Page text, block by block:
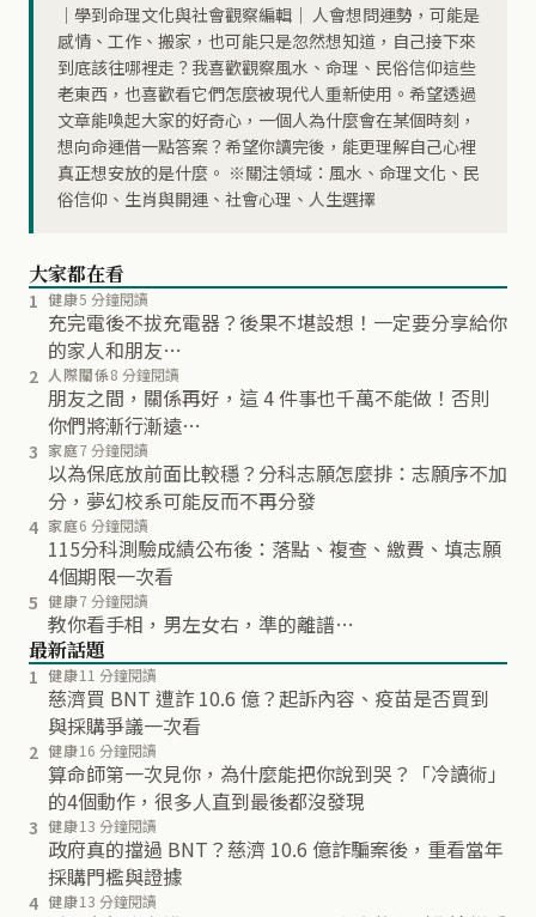
｜學到命理文化與社會觀察編輯｜ 人會想問運勢，可能是
感情、工作、搬家，也可能只是忽然想知道，自己接下來
到底該往哪裡走？我喜歡觀察風水、命理、民俗信仰這些
老東西，也喜歡看它們怎麼被現代人重新使用。希望透過
文章能喚起大家的好奇心，一個人為什麼會在某個時刻，
想向命運借一點答案？希望你讀完後，能更理解自己心裡
真正想安放的是什麼。 ※關注領域：風水、命理文化、民
俗信仰、生肖與開運、社會心理、人生選擇
大家都在看
1 健康5 分鐘閱讀
充完電後不拔充電器？後果不堪設想！一定要分享給你
的家人和朋友…
2 人際關係8 分鐘閱讀
朋友之間，關係再好，這 4 件事也千萬不能做！否則
你們將漸行漸遠…
3 家庭7 分鐘閱讀
以為保底放前面比較穩？分科志願怎麼排：志願序不加
分，夢幻校系可能反而不再分發
4 家庭6 分鐘閱讀
115分科測驗成績公布後：落點、複查、繳費、填志願
4個期限一次看
5 健康7 分鐘閱讀
教你看手相，男左女右，準的離譜…
最新話題
1 健康11 分鐘閱讀
慈濟買 BNT 遭詐 10.6 億？起訴內容、疫苗是否買到
與採購爭議一次看
2 健康16 分鐘閱讀
算命師第一次見你，為什麼能把你說到哭？「冷讀術」
的4個動作，很多人直到最後都沒發現
3 健康13 分鐘閱讀
政府真的擋過 BNT？慈濟 10.6 億詐騙案後，重看當年
採購門檻與證據
4 健康13 分鐘閱讀